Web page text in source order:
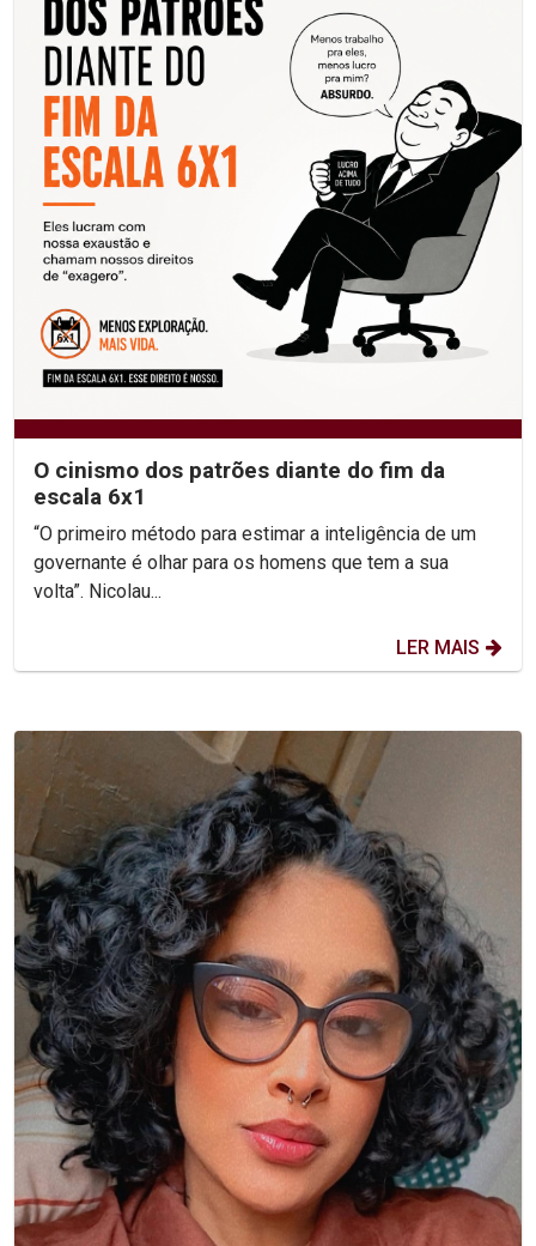
O cinismo dos patrões diante do fim da
escala 6x1
“O primeiro método para estimar a inteligência de um
governante é olhar para os homens que tem a sua
volta”. Nicolau...
LER MAIS